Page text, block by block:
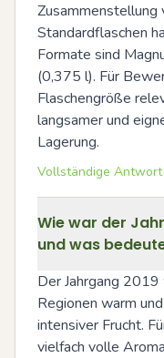
Zusammenstellung
Standardflaschen
Formate sind
(0,375 l). Für
Flaschengröße
langsamer und
Lagerung.
Vollständige
Wie war der
und was
Der Jahrgang
Regionen warm
intensiver Frucht.
vielfach volle